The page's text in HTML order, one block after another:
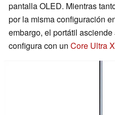
pantalla OLED. Mientras
por la misma configuración
embargo, el portátil
configura con un Core Ultra